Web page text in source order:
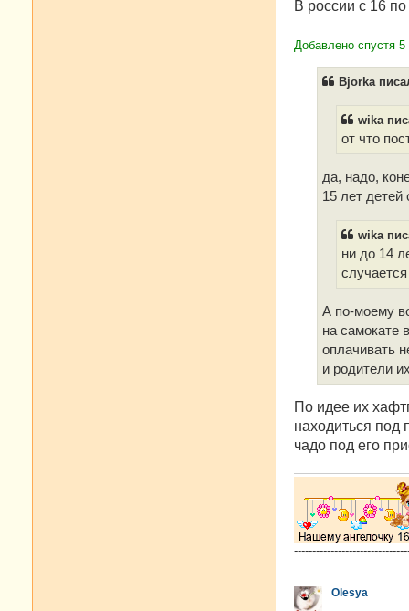
В россии с 16
Добавлено спустя
Bjorka
wika
от что
да, надо,
15 лет детей
wika
ни до 14
А по-моему
на самокате
оплачивать
и родители
По идее их
находиться под
чадо под его
Olesya